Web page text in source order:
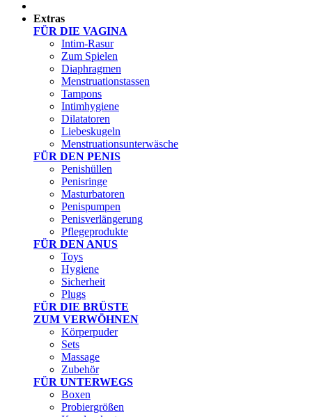
Extras
FÜR DIE VAGINA
Intim-Rasur
Zum Spielen
Diaphragmen
Menstruationstassen
Tampons
Intimhygiene
Dilatatoren
Liebeskugeln
Menstruationsunterwäsche
FÜR DEN PENIS
Penishüllen
Penisringe
Masturbatoren
Penispumpen
Penisverlängerung
Pflegeprodukte
FÜR DEN ANUS
Toys
Hygiene
Sicherheit
Plugs
FÜR DIE BRÜSTE
ZUM VERWÖHNEN
Körperpuder
Sets
Massage
Zubehör
FÜR UNTERWEGS
Boxen
Probiergrößen